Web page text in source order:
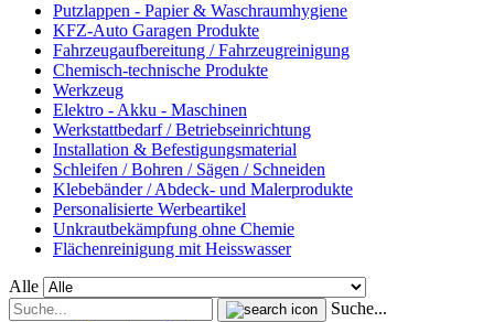
Putzlappen - Papier & Waschraumhygiene
KFZ-Auto Garagen Produkte
Fahrzeugaufbereitung / Fahrzeugreinigung
Chemisch-technische Produkte
Werkzeug
Elektro - Akku - Maschinen
Werkstattbedarf / Betriebseinrichtung
Installation & Befestigungsmaterial
Schleifen / Bohren / Sägen / Schneiden
Klebebänder / Abdeck- und Malerprodukte
Personalisierte Werbeartikel
Unkrautbekämpfung ohne Chemie
Flächenreinigung mit Heisswasser
Alle
Suche...